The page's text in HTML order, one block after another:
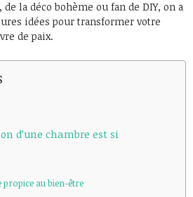
la déco bohème ou fan de DIY, on a
idées pour transformer votre
de paix.
d’une chambre est si
propice au bien-être